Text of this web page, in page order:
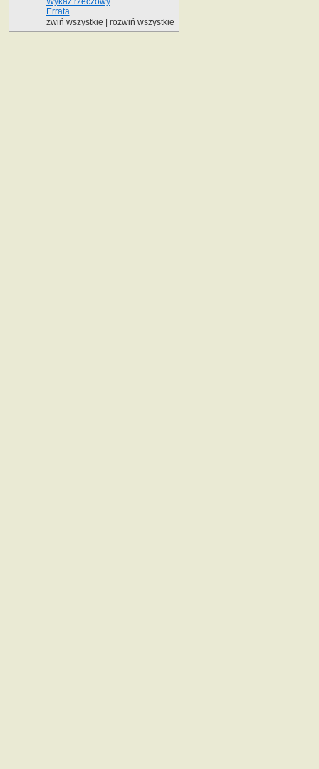
Errata
zwiń wszystkie
rozwiń wszystkie